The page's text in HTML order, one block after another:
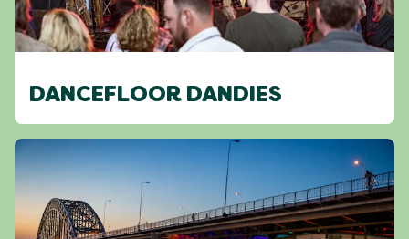
DANCEFLOOR DANDIES